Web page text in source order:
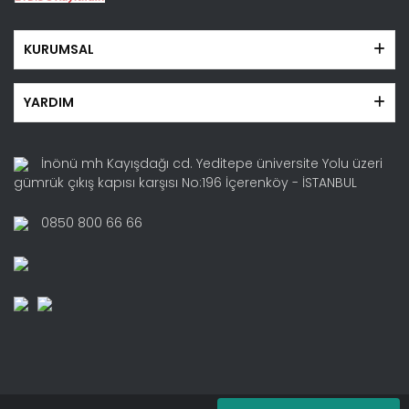
KURUMSAL
YARDIM
İnönü mh Kayışdağı cd. Yeditepe üniversite Yolu üzeri
gümrük çıkış kapısı karşısı No:196 İçerenköy - İSTANBUL
0850 800 66 66